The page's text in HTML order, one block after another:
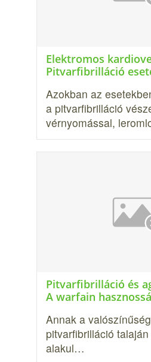
Elektromos
Pitvarfibrilláció
Azokban az
a pitvarfibrilláció
vérnyomással,
Pitvarfibrilláció és
A warfain
Annak a
pitvarfibrilláció
alakul…